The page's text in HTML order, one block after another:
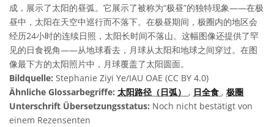
成，展示了太阳的昼弧。它展示了被称为“极昼”的独特现象——在极
昼中，太阳在天空中巡行而不落下。在极昼期间，极圈内的地区会
经历24小时的连续日照，太阳长时间不落山。这幅图像还提供了罕
见的日食视角——从地球看去，月球从太阳和地球之间穿过。在图
像最下方的太阳照片中，月球覆盖了太阳圆面。
Bildquelle: Stephanie Ziyi Ye/IAU OAE (CC BY 4.0)
Ähnliche Glossarbegriffe: 太阳路径（日弧） , 日全食 , 极圈
Unterschrift Übersetzungsstatus: Noch nicht bestätigt von
einem Rezensenten